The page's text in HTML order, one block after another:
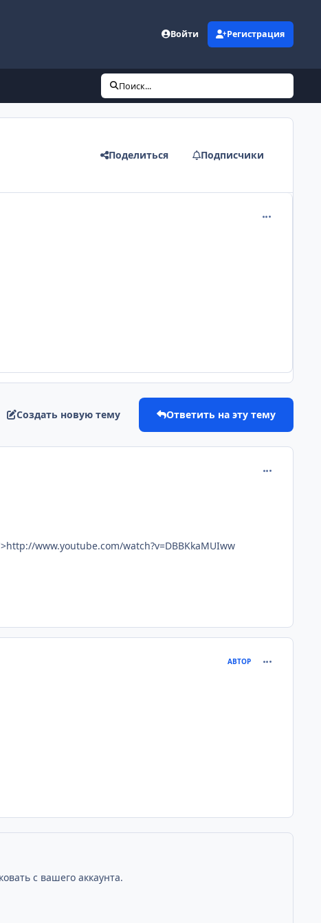
Войти Регистрация
Поиск...
Поделиться Подписчики
Создать новую тему Ответить на эту тему
www.youtube.com/watch?v=DBBKkaMUIww
АВТОР
с вашего аккаунта.